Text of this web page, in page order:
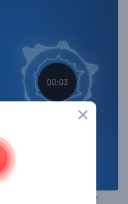
Kreis-Wellenform-Equalizer